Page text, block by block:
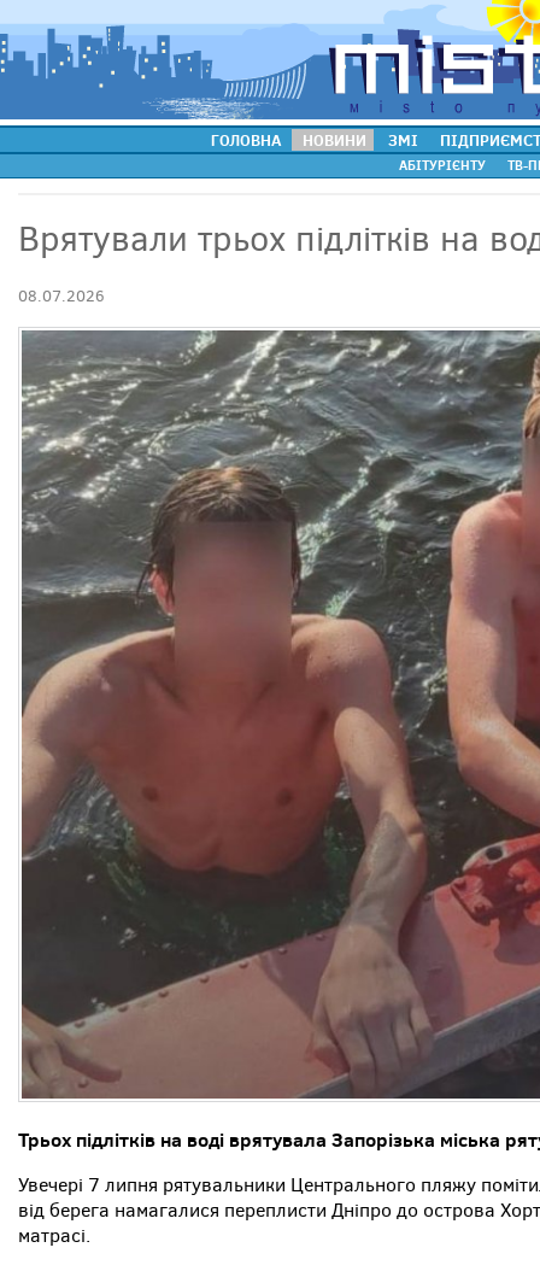
ГОЛОВНА НОВИНИ ЗМІ
АБІТУРІЄНТУ ТВ-
Врятували трьох підлітків на
08.07.2026
Трьох підлітків на воді врятувала Запорізька міська
Увечері 7 липня рятувальники Центрального пляжу
від берега намагалися переплисти Дніпро до острова
матрасі.